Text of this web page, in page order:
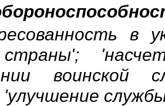
в
воинской